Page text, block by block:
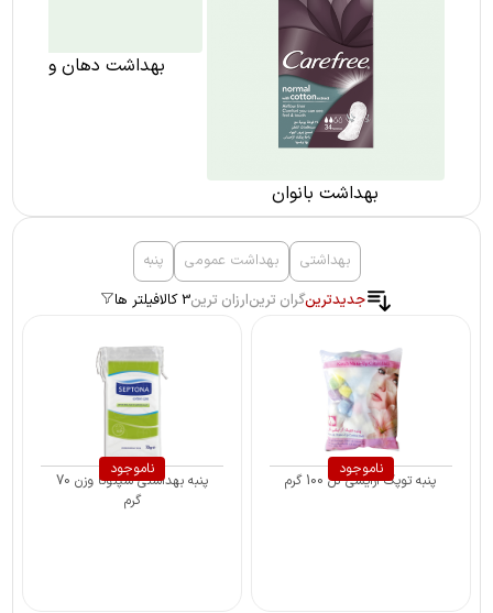
بهداشت بانوان
بهداشت دهان و دندان
بهداشتی بهداشت عمومی
پنبه
جدیدترینگران ترینارزان ترین3 کالا فیلتر ها
ناموجود
پنبه توپک آرایشی گل 100 گرم
ناموجود
پنبه بهداشتی سپتونا وزن 70
گرم